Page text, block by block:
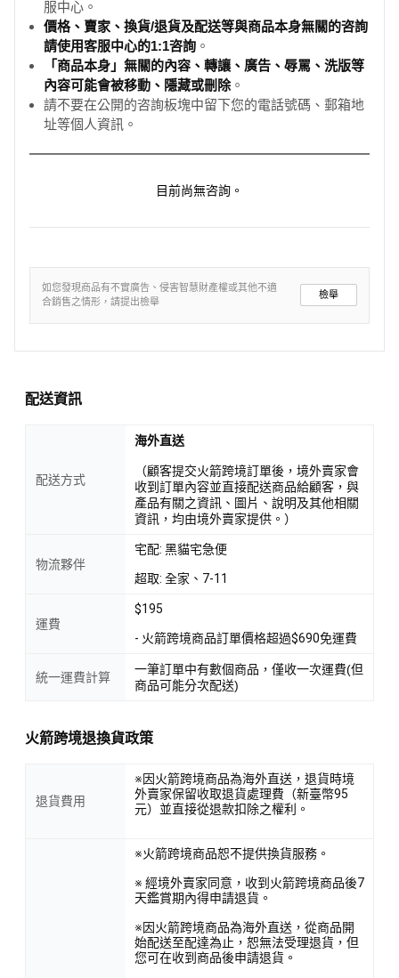
服中心。
價格、賣家、換貨/退貨及配送等與商品本身無關的咨詢
請使用客服中心的1:1咨詢 。
「商品本身」無關的內容、轉讓、廣告、辱罵、洗版等
內容可能會被移動、隱藏或刪除。
請不要在公開的咨詢板塊中留下您的電話號碼、郵箱地
址等個人資訊。
目前尚無咨詢。
如您發現商品有不實廣告、侵害智慧財產權或其他不適
合銷售之情形，請提出檢舉
檢舉
配送資訊
配送方式
海外直送
（顧客提交火箭跨境訂單後，境外賣家會
收到訂單內容並直接配送商品給顧客，與
產品有關之資訊、圖片、說明及其他相關
資訊，均由境外賣家提供。）
物流夥伴
宅配: 黑貓宅急便
超取: 全家、7-11
運費
$195
- 火箭跨境商品訂單價格超過$690免運費
統一運費計算
一筆訂單中有數個商品，僅收一次運費(但
商品可能分次配送)
火箭跨境退換貨政策
退貨費用
※因火箭跨境商品為海外直送，退貨時境
外賣家保留收取退貨處理費（新臺幣95
元）並直接從退款扣除之權利。
※火箭跨境商品恕不提供換貨服務。
※ 經境外賣家同意，收到火箭跨境商品後7
天鑑賞期內得申請退貨。
※因火箭跨境商品為海外直送，從商品開
始配送至配達為止，恕無法受理退貨，但
您可在收到商品後申請退貨。